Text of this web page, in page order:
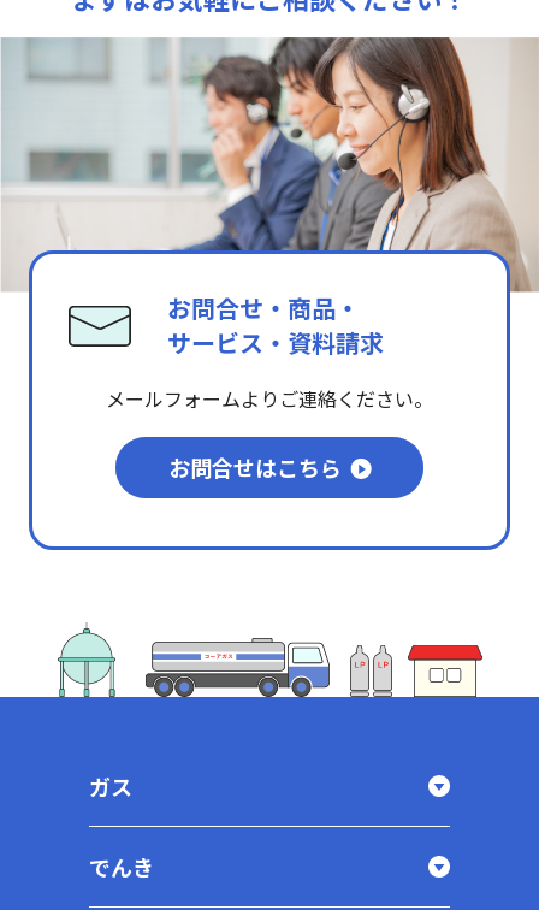
お問合せ・商品・
サービス・資料請求
メールフォームよりご連絡ください。
お問合せはこちら
ガス
でんき